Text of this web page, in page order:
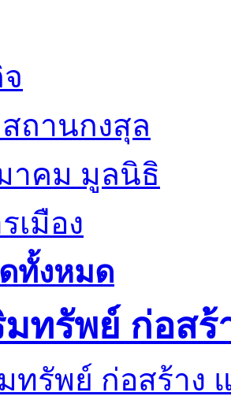
ถานกงสุล
าคม มูลนิธิ
เมือง
ทั้งหมด
มทรัพย์ ก่อส